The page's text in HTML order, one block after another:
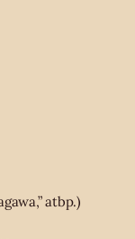
atbp.)